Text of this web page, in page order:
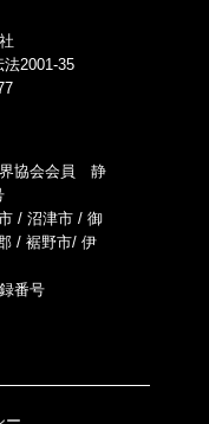
2001-35
界協会会員 静
/ 沼津市 / 御
/ 裾野市/ 伊
番号